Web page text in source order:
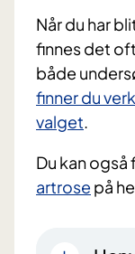
Når du har
finnes det
både
finner du
valget.
Du kan også
artrose på